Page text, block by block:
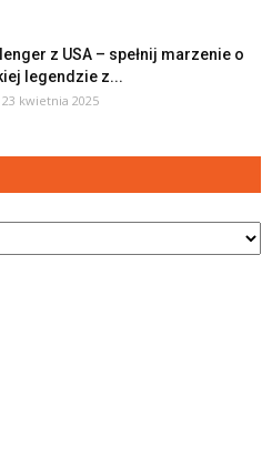
z USA – spełnij marzenie o
legendzie z...
23 kwietnia 2025